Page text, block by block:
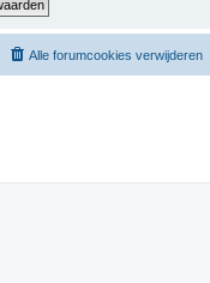
Alle forumcookies verwijderen